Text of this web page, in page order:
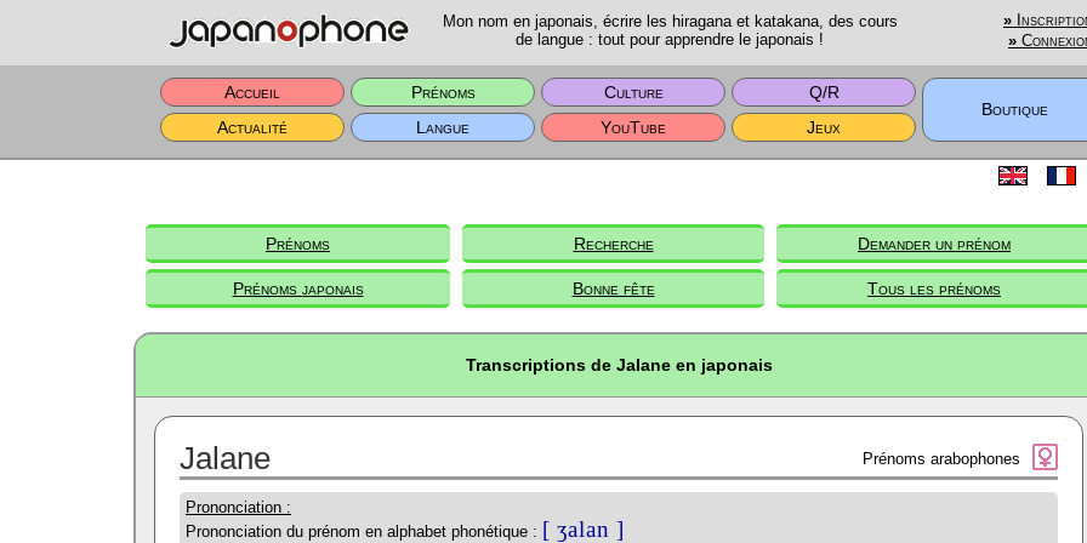
Mon nom en japonais, écrire les hiragana et katakana, des cours
de langue : tout pour apprendre le japonais !
»
»
Accueil Prénoms Culture
Q/R
Boutique
Actualité
Langue YouTube Jeux
Prénoms Recherche Demander un prénom
Prénoms japonais Bonne fête Tous les prénoms
Transcriptions de Jalane en japonais
Jalane Prénoms arabophones
Prononciation :
Prononciation du prénom en alphabet phonétique : [ ʒalan ]